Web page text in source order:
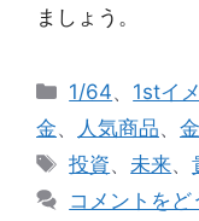
ましょう。
カ
テ
ゴ
リ
ー
1/64、 1stイ
金、 人気商品、
タ
投資、 未来、
コメントをど